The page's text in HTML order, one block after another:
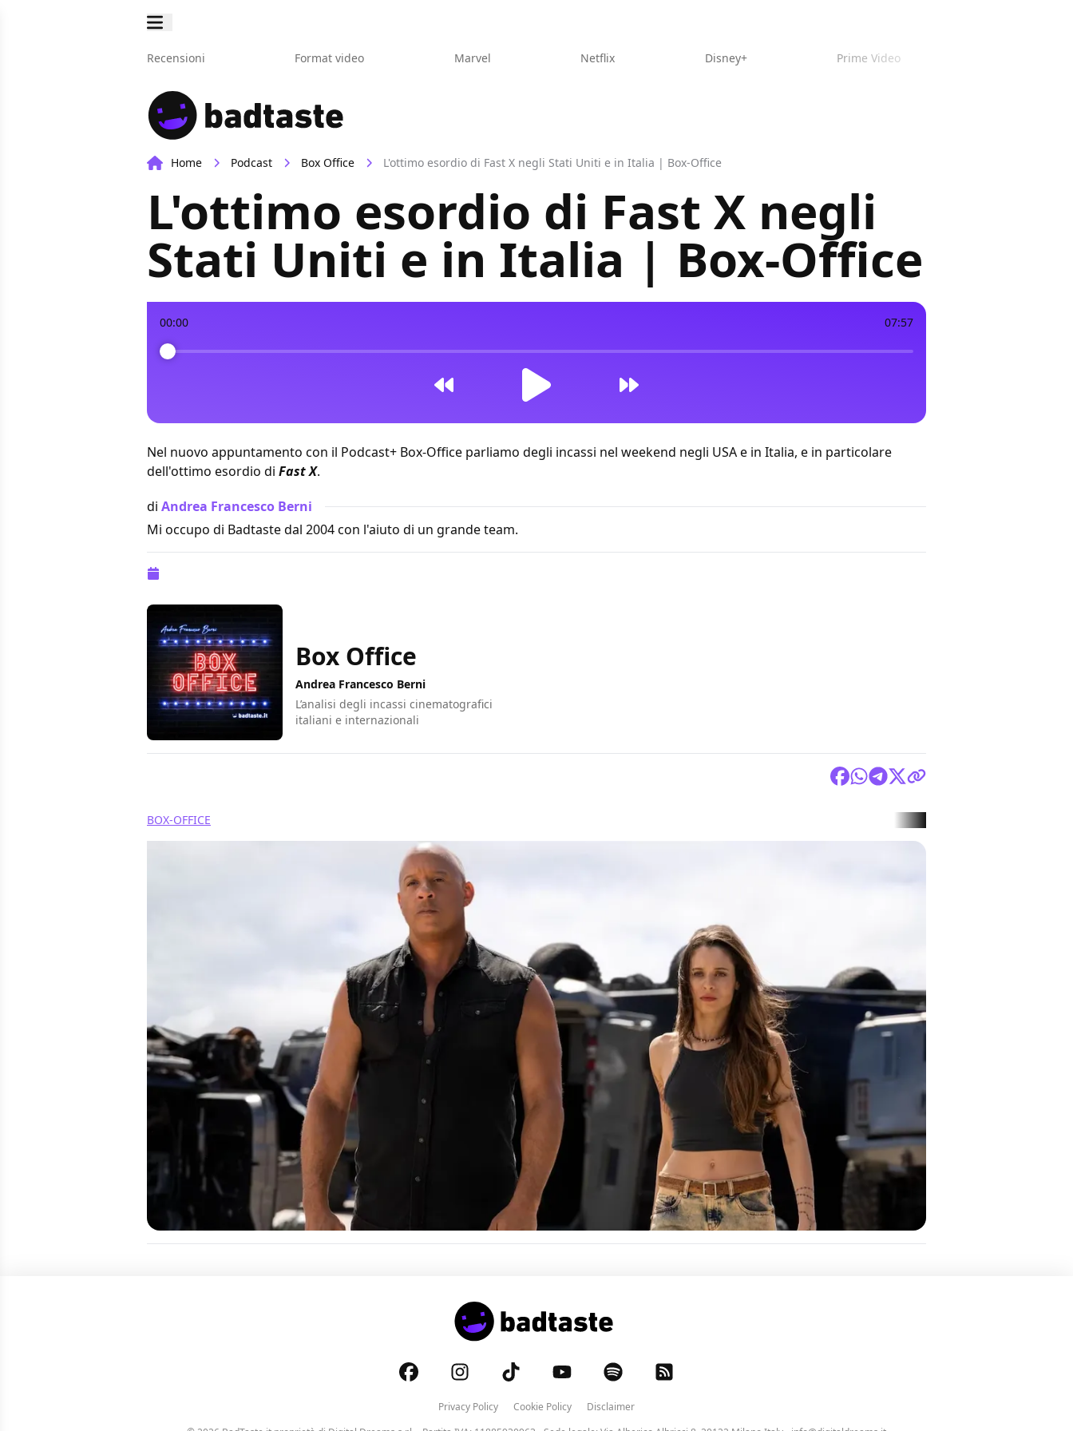
Recensioni Format video Marvel Netflix Disney+ Prime Video
Home Podcast Box Office L'ottimo esordio di Fast X negli Stati Uniti e in Italia | Box-Office
L'ottimo esordio di Fast X negli
Stati Uniti e in Italia | Box-Office
00:00 07:57
Nel nuovo appuntamento con il Podcast+ Box-Office parliamo degli incassi nel weekend negli USAe in Italia, e in particolare
dell'ottimo esordio di Fast X.
di Andrea Francesco Berni
Mi occupo di Badtaste dal 2004 con l'aiuto di un grande team.
Box Office
Andrea Francesco Berni
L’analisi degli incassi cinematografici
italiani e internazionali
BOX-OFFICE
Privacy Policy Cookie Policy
Disclaimer